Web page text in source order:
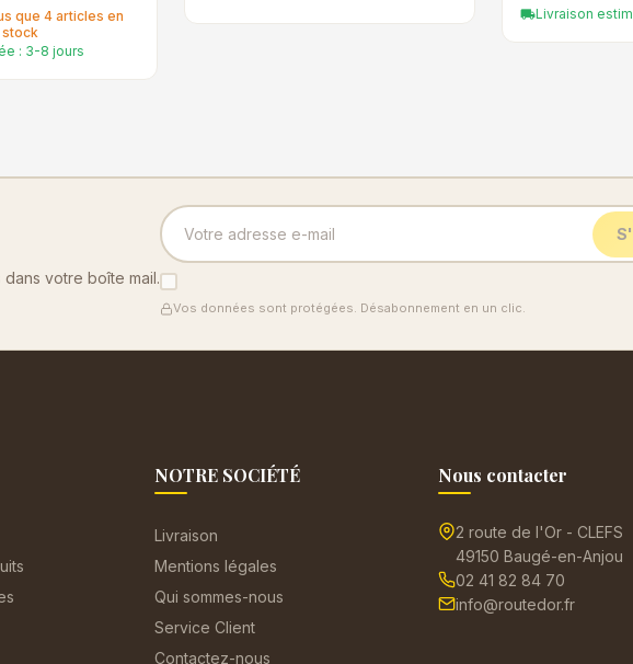
que 4 articles en
stock
: 3-8 jours
local_shippingLivraison
votre boîte mail.
Vos données sont protégées. Désabonnement en un clic.
NOTRE SOCIÉTÉ
Livraison
Mentions légales
Qui sommes-nous
Service Client
Contactez-nous
Nous contacter
2 route de l'Or - CLEFS
49150 Baugé-en-Anjou
02 41 82 84 70
info@routedor.fr